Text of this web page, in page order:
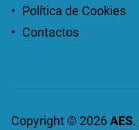
Política de Cookies
Contactos
Copyright © 2026 AES